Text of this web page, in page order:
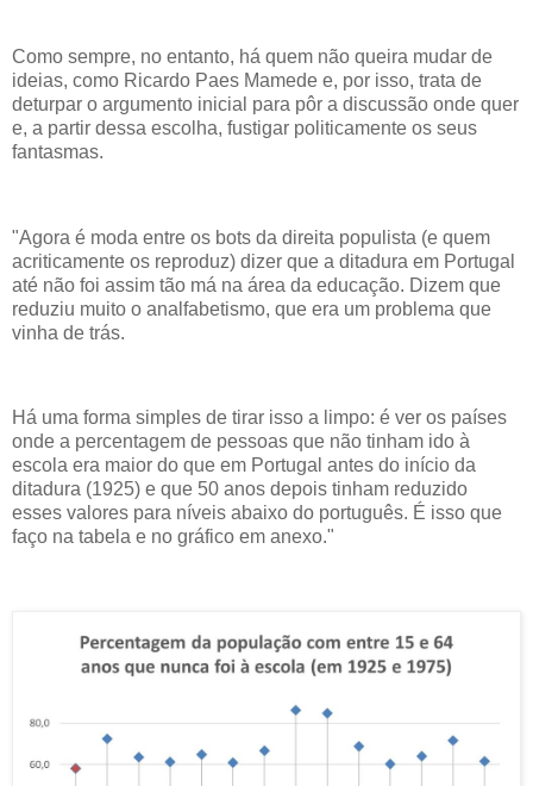
Como sempre, no entanto, há quem não queira mudar de
ideias, como Ricardo Paes Mamede e, por isso, trata de
deturpar o argumento inicial para pôr a discussão onde quer
e, a partir dessa escolha, fustigar politicamente os seus
fantasmas.
"Agora é moda entre os bots da direita populista (e quem
acriticamente os reproduz) dizer que a ditadura em Portugal
até não foi assim tão má na área da educação. Dizem que
reduziu muito o analfabetismo, que era um problema que
vinha de trás.
Há uma forma simples de tirar isso a limpo: é ver os países
onde a percentagem de pessoas que não tinham ido à
escola era maior do que em Portugal antes do início da
ditadura (1925) e que 50 anos depois tinham reduzido
esses valores para níveis abaixo do português. É isso que
faço na tabela e no gráfico em anexo."